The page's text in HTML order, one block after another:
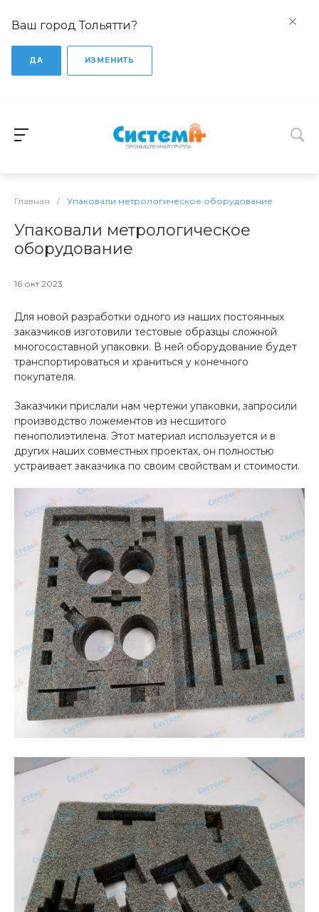
Ваш город Тольятти?
ДА ИЗМЕНИТЬ
Главная / Упаковали метрологическое оборудование
Упаковали метрологическое
оборудование
16 окт 2023
Для новой разработки одного из наших постоянных
заказчиков изготовили тестовые образцы сложной
многосоставной упаковки. В ней оборудование будет
транспортироваться и храниться у конечного
покупателя.
Заказчики прислали нам чертежи упаковки, запросили
производство ложементов из несшитого
пенополиэтилена. Этот материал используется и в
других наших совместных проектах, он полностью
устраивает заказчика по своим свойствам и стоимости.